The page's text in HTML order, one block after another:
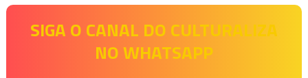
SIGA O CANAL DO CULTURALIZA
NO WHATSAPP